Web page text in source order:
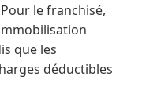
le franchisé,
que les
déductibles